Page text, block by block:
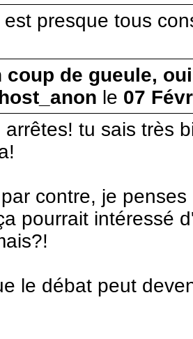
est presque tous
coup de gueule, oui
le 07
arrêtes! tu sais très
contre, je
pourrait intéressé
le débat peut